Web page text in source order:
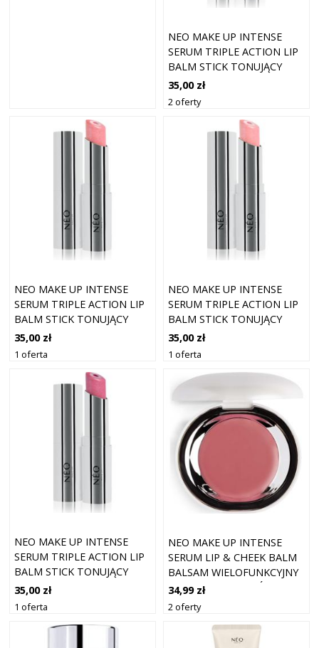
NEO MAKE UP INTENSE
SERUM TRIPLE ACTION LIP
BALM STICK TONUJĄCY
BALSAM DO UST SPF 30
ODCIEŃ 04 GOT SWEET
APRICOT 5.5 G
35,00 zł
2 oferty
NEO MAKE UP INTENSE
SERUM TRIPLE ACTION LIP
BALM STICK TONUJĄCY
BALSAM DO UST SPF 30
ODCIEŃ 01 THINK CANDY
35,00 zł
1 oferta
NEO MAKE UP INTENSE
SERUM TRIPLE ACTION LIP
BALM STICK TONUJĄCY
BALSAM DO UST SPF 30
ODCIEŃ 02 GOOD BLUSH
35,00 zł
1 oferta
NEO MAKE UP INTENSE
SERUM TRIPLE ACTION LIP
BALM STICK TONUJĄCY
BALSAM DO UST SPF 30
ODCIEŃ 03 VERY GLAM
35,00 zł
1 oferta
NEO MAKE UP INTENSE
SERUM LIP & CHEEK BALM
BALSAM WIELOFUNKCYJNY
DO UST I POLICZKÓW
ODCIEŃ 01 5 G
34,99 zł
2 oferty